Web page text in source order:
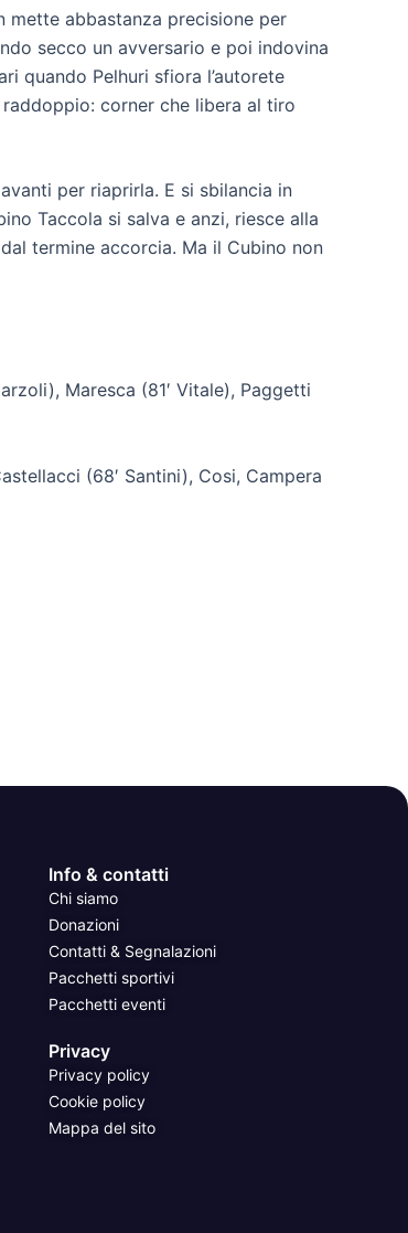
abbastanza precisione per
secco un avversario e poi indovina
quando Pelhuri sfiora l’autorete
corner che libera al tiro
per riaprirla. E si sbilancia in
Taccola si salva e anzi, riesce alla
termine accorcia. Ma il Cubino non
Maresca (81′ Vitale), Paggetti
(68′ Santini), Cosi, Campera
Info & contatti
Chi siamo
Donazioni
Contatti & Segnalazioni
Pacchetti sportivi
Pacchetti eventi
Privacy
Privacy policy
Cookie policy
Mappa del sito